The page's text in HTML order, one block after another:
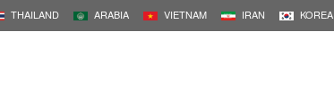
THAILAND ARABIA VIETNAM IRAN KOREA